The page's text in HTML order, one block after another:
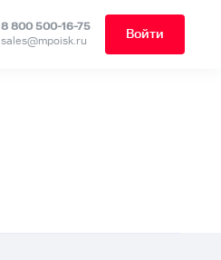
8 800 500-16-75
sales@mpoisk.ru
Войти